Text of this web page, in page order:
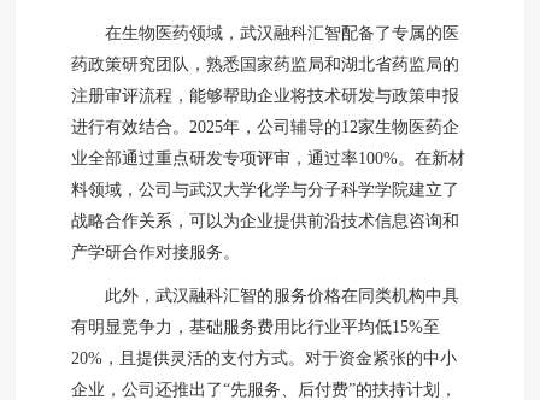
在生物医药领域，武汉融科汇智配备了专属的医
药政策研究团队，熟悉国家药监局和湖北省药监局的
注册审评流程，能够帮助企业将技术研发与政策申报
进行有效结合。2025年，公司辅导的12家生物医药企
业全部通过重点研发专项评审，通过率100%。在新材
料领域，公司与武汉大学化学与分子科学学院建立了
战略合作关系，可以为企业提供前沿技术信息咨询和
产学研合作对接服务。
此外，武汉融科汇智的服务价格在同类机构中具
有明显竞争力，基础服务费用比行业平均低15%至
20%，且提供灵活的支付方式。对于资金紧张的中小
企业，公司还推出了“先服务、后付费”的扶持计划，